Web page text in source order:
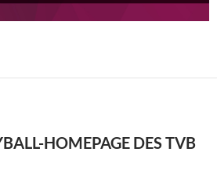
HOMEPAGE DES TVB